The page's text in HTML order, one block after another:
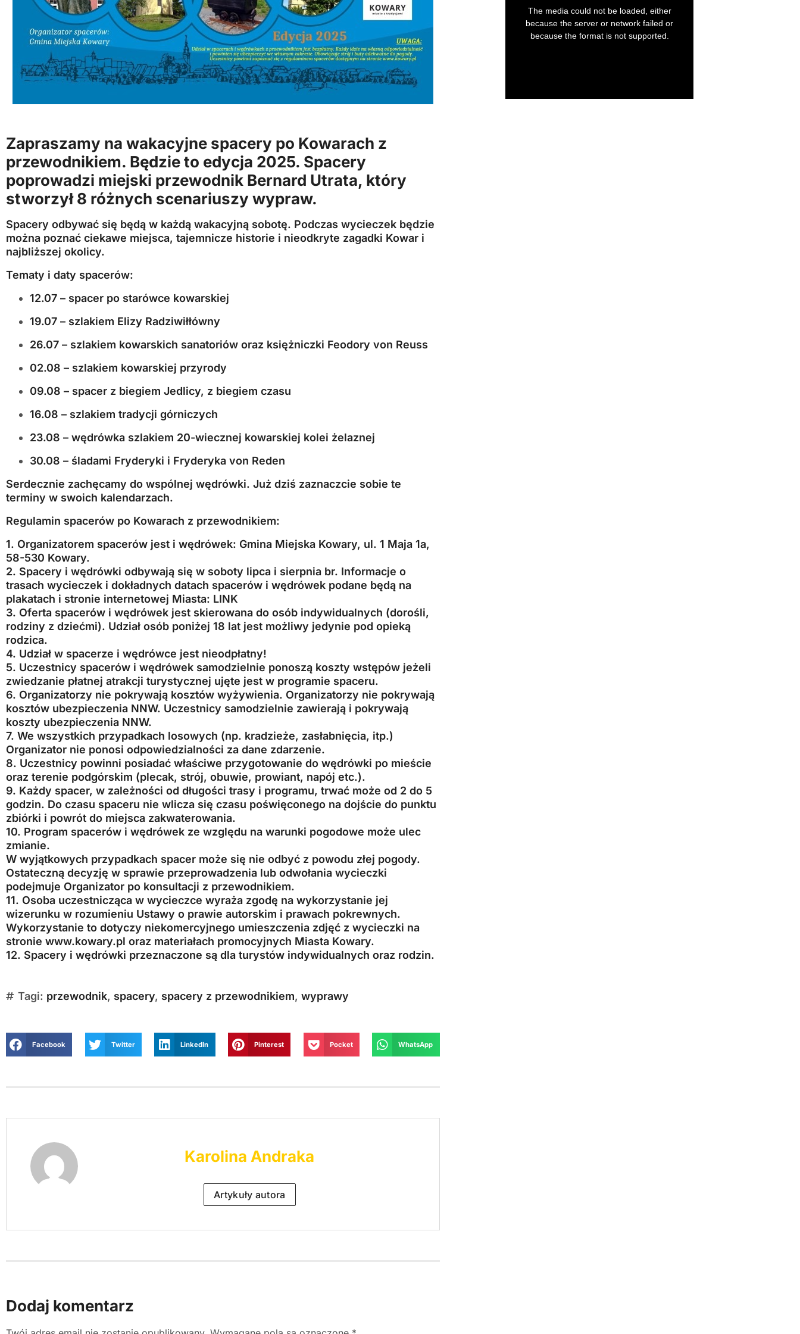
Zapraszamy na wakacyjne spacery po Kowarach z
przewodnikiem. Będzie to edycja 2025. Spacery
poprowadzi miejski przewodnik Bernard Utrata, który
stworzył 8 różnych scenariuszy wypraw.
Spacery odbywać się będą w każdą wakacyjną sobotę. Podczas wycieczek będzie
można poznać ciekawe miejsca, tajemnicze historie i nieodkryte zagadki Kowar i
najbliższej okolicy.
Tematy i daty spacerów:
12.07 – spacer po starówce kowarskiej
19.07 – szlakiem Elizy Radziwiłłówny
26.07 – szlakiem kowarskich sanatoriów oraz księżniczki Feodory von Reuss
02.08 – szlakiem kowarskiej przyrody
09.08 – spacer z biegiem Jedlicy, z biegiem czasu
16.08 – szlakiem tradycji górniczych
23.08 – wędrówka szlakiem 20-wiecznej kowarskiej kolei żelaznej
30.08 – śladami Fryderyki i Fryderyka von Reden
Serdecznie zachęcamy do wspólnej wędrówki. Już dziś zaznaczcie sobie te
terminy w swoich kalendarzach.
Regulamin spacerów po Kowarach z przewodnikiem:
1. Organizatorem spacerów jest i wędrówek: Gmina Miejska Kowary, ul. 1 Maja 1a,
58-530 Kowary.
2. Spacery i wędrówki odbywają się w soboty lipca i sierpnia br. Informacje o
trasach wycieczek i dokładnych datach spacerów i wędrówek podane będą na
plakatach i stronie internetowej Miasta: LINK
3. Oferta spacerów i wędrówek jest skierowana do osób indywidualnych (dorośli,
rodziny z dziećmi). Udział osób poniżej 18 lat jest możliwy jedynie pod opieką
rodzica.
4. Udział w spacerze i wędrówce jest nieodpłatny!
5. Uczestnicy spacerów i wędrówek samodzielnie ponoszą koszty wstępów jeżeli
zwiedzanie płatnej atrakcji turystycznej ujęte jest w programie spaceru.
6. Organizatorzy nie pokrywają kosztów wyżywienia. Organizatorzy nie pokrywają
kosztów ubezpieczenia NNW. Uczestnicy samodzielnie zawierają i pokrywają
koszty ubezpieczenia NNW.
7. We wszystkich przypadkach losowych (np. kradzieże, zasłabnięcia, itp.)
Organizator nie ponosi odpowiedzialności za dane zdarzenie.
8. Uczestnicy powinni posiadać właściwe przygotowanie do wędrówki po mieście
oraz terenie podgórskim (plecak, strój, obuwie, prowiant, napój etc.).
9. Każdy spacer, w zależności od długości trasy i programu, trwać może od 2 do 5
godzin. Do czasu spaceru nie wlicza się czasu poświęconego na dojście do punktu
zbiórki i powrót do miejsca zakwaterowania.
10. Program spacerów i wędrówek ze względu na warunki pogodowe może ulec
zmianie.
W wyjątkowych przypadkach spacer może się nie odbyć z powodu złej pogody.
Ostateczną decyzję w sprawie przeprowadzenia lub odwołania wycieczki
podejmuje Organizator po konsultacji z przewodnikiem.
11. Osoba uczestnicząca w wycieczce wyraża zgodę na wykorzystanie jej
wizerunku w rozumieniu Ustawy o prawie autorskim i prawach pokrewnych.
Wykorzystanie to dotyczy niekomercyjnego umieszczenia zdjęć z wycieczki na
stronie www.kowary.pl oraz materiałach promocyjnych Miasta Kowary.
12. Spacery i wędrówki przeznaczone są dla turystów indywidualnych oraz rodzin.
Tagi: przewodnik, spacery, spacery z przewodnikiem, wyprawy
Facebook Twitter LinkedIn Pinterest Pocket WhatsApp
Karolina Andraka
Artykuły autora
Dodaj komentarz